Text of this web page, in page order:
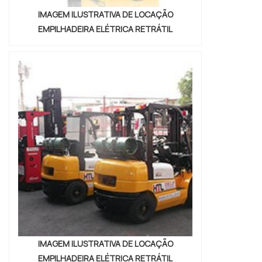
IMAGEM ILUSTRATIVA DE LOCAÇÃO
EMPILHADEIRA ELÉTRICA RETRÁTIL
IMAGEM ILUSTRATIVA DE LOCAÇÃO
EMPILHADEIRA ELÉTRICA RETRÁTIL